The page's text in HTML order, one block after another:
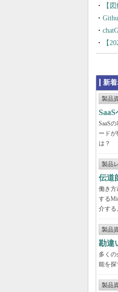
【
【
新
製品
SaaS
ード
は？
製品
伝道
働き方
する
介する
製品
勘違
多く
能を探
製品